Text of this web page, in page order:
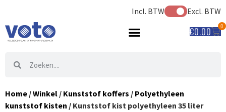
Incl. BTW Excl. BTW
€0.00 0
Home /Winkel / Kunststof koffers / Polyethyleen
kunststof kisten / Kunststof kist polyethyleen 35 liter